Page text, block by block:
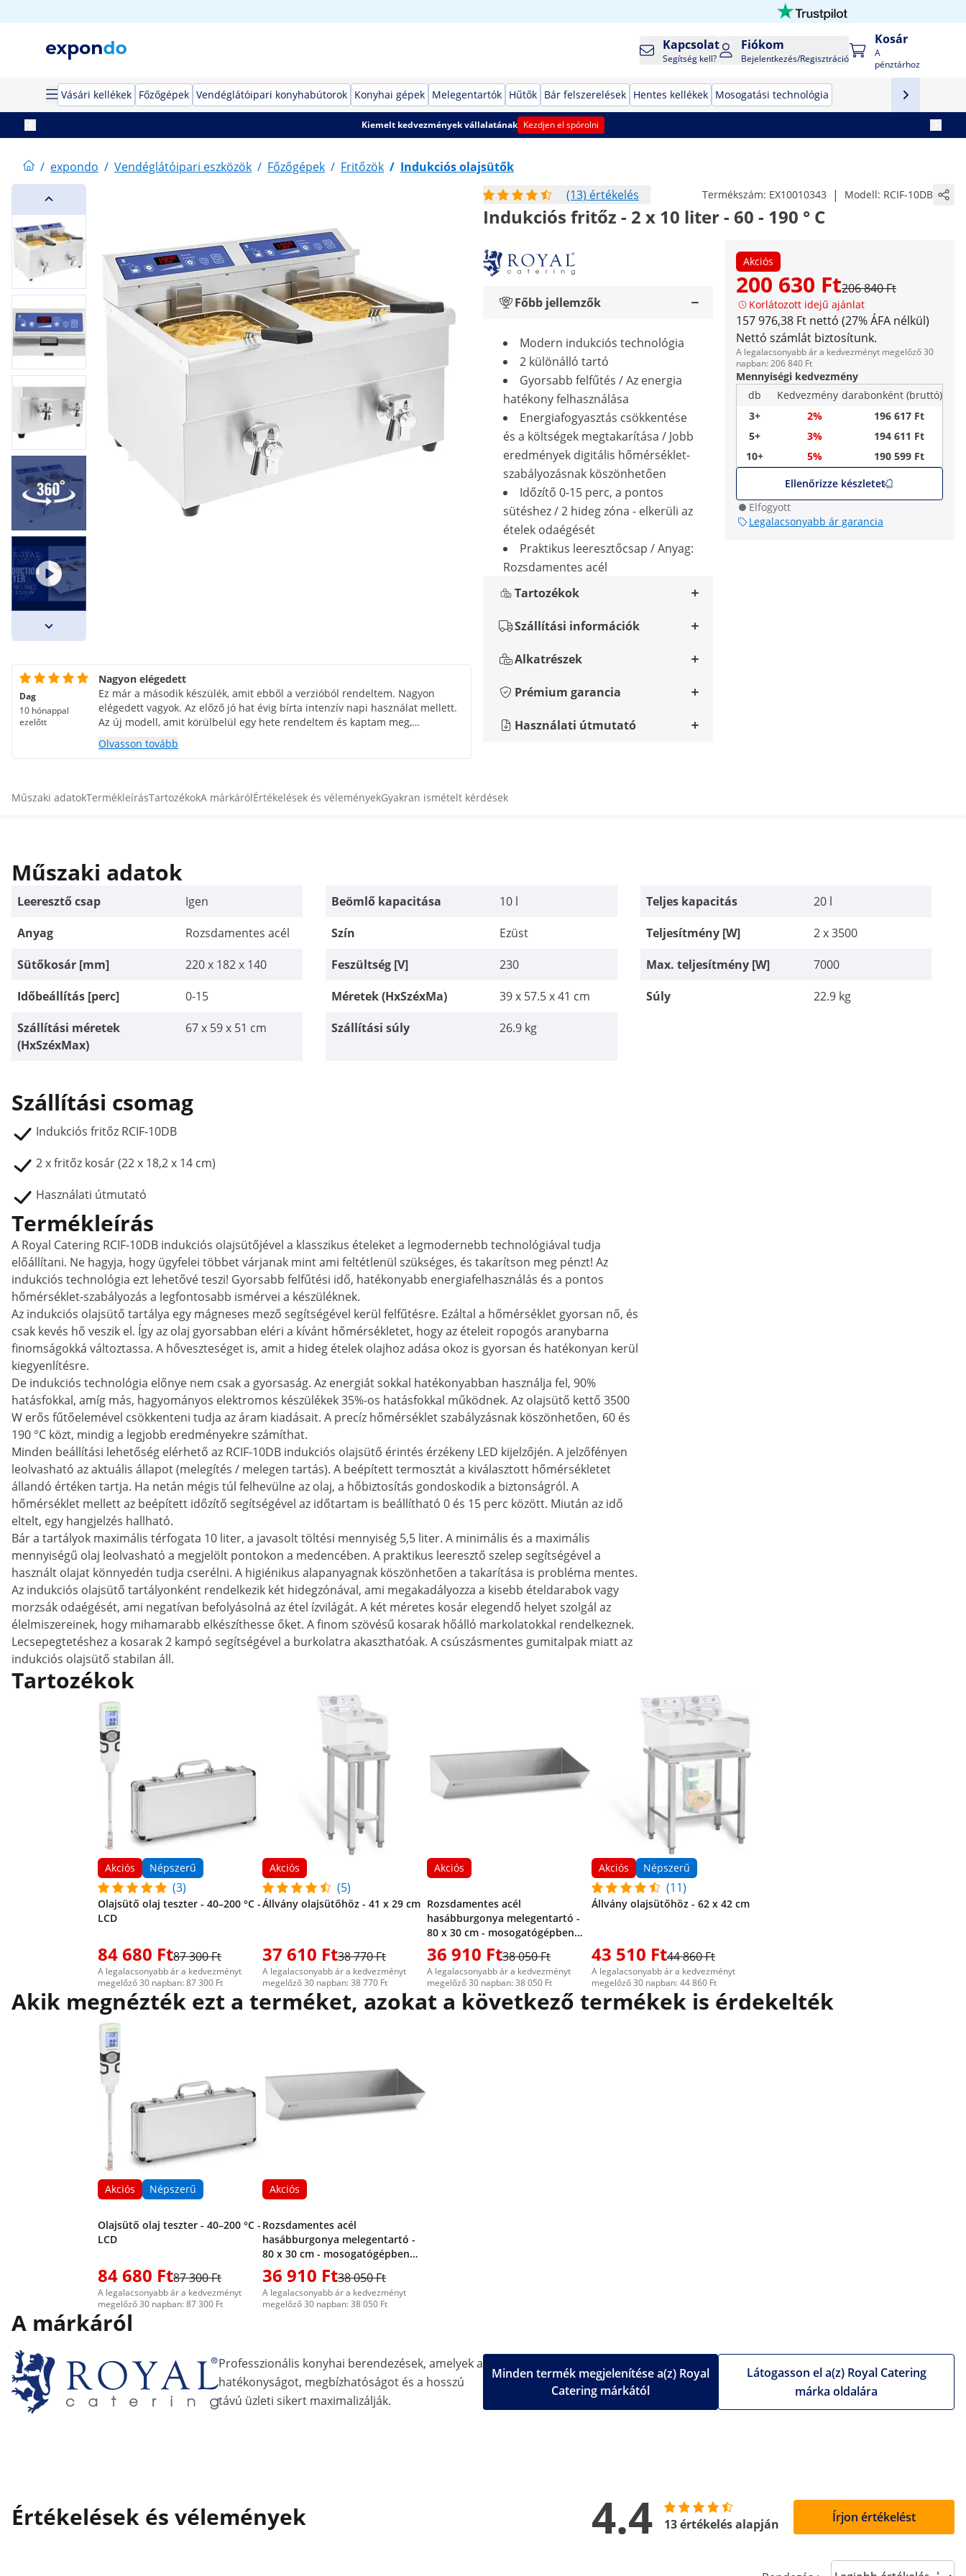
Kapcsolat
Segítség kell?
Fiókom
Bejelentkezés/Regisztráció
Kosár
A
pénztárhoz
Vásári kellékek Főzőgépek Vendéglátóipari konyhabútorok Konyhai gépek Melegentartók Hűtők Bár felszerelések Hentes kellékek Mosogatási technológia
Kiemelt kedvezmények vállalatának Kezdjen el spórolni
/ expondo / Vendéglátóipari eszközök / Főzőgépek / Fritőzök / Indukciós olajsütők
(13) értékelés
Termékszám: EX10010343 | Modell: RCIF-10DB
Indukciós fritőz - 2 x 10 liter - 60 - 190 ° C
Akciós
200 630 Ft206 840 Ft
Korlátozott idejű ajánlat
157 976,38 Ft nettó (27% ÁFA nélkül)
Nettó számlát biztosítunk.
A legalacsonyabb ár a kedvezményt megelőző 30
napban: 206 840 Ft
Mennyiségi kedvezmény
db
Kedvezmény darabonként (bruttó)
3+
2%
196 617 Ft
5+
3%
194 611 Ft
10+
5%
190 599 Ft
Ellenőrizze készletet
Elfogyott
Legalacsonyabb ár garancia
Főbb jellemzők
Modern indukciós technológia
2 különálló tartó
Gyorsabb felfűtés / Az energia
hatékony felhasználása
Energiafogyasztás csökkentése
és a költségek megtakarítása / Jobb
eredmények digitális hőmérséklet-
szabályozásnak köszönhetően
Időzítő 0-15 perc, a pontos
sütéshez / 2 hideg zóna - elkerüli az
ételek odaégését
Praktikus leeresztőcsap / Anyag:
Rozsdamentes acél
Tartozékok
Szállítási információk
Alkatrészek
Prémium garancia
Használati útmutató
Dag
10 hónappal
ezelőtt
Nagyon elégedett
Ez már a második készülék, amit ebből a verzióból rendeltem. Nagyon
elégedett vagyok. Az előző jó hat évig bírta intenzív napi használat mellett.
Az új modell, amit körülbelül egy hete rendeltem és kaptam meg,
újratervezettnek tűnik. A kád tisztítása most egy kicsit könnyebb.
Olvasson tovább
Műszaki adatokTermékleírásTartozékokA márkárólÉrtékelések és véleményekGyakran ismételt kérdések
Műszaki adatok
Leeresztő csap Igen Beömlő kapacitása 10 l Teljes kapacitás
20 l
Anyag
Rozsdamentes acél Szín Ezüst Teljesítmény [W]
2 x 3500
Sütőkosár [mm]
220 x 182 x 140 Feszültség [V] 230 Max. teljesítmény [W]
7000
Időbeállítás [perc]
0-15 Méretek (HxSzéxMa) 39 x 57.5 x 41 cm Súly
22.9 kg
Szállítási méretek
(HxSzéxMax)
67 x 59 x 51 cm Szállítási súly 26.9 kg
Szállítási csomag
Indukciós fritőz RCIF-10DB
2 x fritőz kosár (22 x 18,2 x 14 cm)
Használati útmutató
Termékleírás
A Royal Catering RCIF-10DB indukciós olajsütőjével a klasszikus ételeket a legmodernebb technológiával tudja
előállítani. Ne hagyja, hogy ügyfelei többet várjanak mint ami feltétlenül szükséges, és takarítson meg pénzt! Az
indukciós technológia ezt lehetővé teszi! Gyorsabb felfűtési idő, hatékonyabb energiafelhasználás és a pontos
hőmérséklet-szabályozás a legfontosabb ismérvei a készüléknek.
Az indukciós olajsütő tartálya egy mágneses mező segítségével kerül felfűtésre. Ezáltal a hőmérséklet gyorsan nő, és
csak kevés hő veszik el. Így az olaj gyorsabban eléri a kívánt hőmérsékletet, hogy az ételeit ropogós aranybarna
finomságokká változtassa. A hőveszteséget is, amit a hideg ételek olajhoz adása okoz is gyorsan és hatékonyan kerül
kiegyenlítésre.
De indukciós technológia előnye nem csak a gyorsaság. Az energiát sokkal hatékonyabban használja fel, 90%
hatásfokkal, amíg más, hagyományos elektromos készülékek 35%-os hatásfokkal működnek. Az olajsütő kettő 3500
W erős fűtőelemével csökkenteni tudja az áram kiadásait. A precíz hőmérséklet szabályzásnak köszönhetően, 60 és
190 °C közt, mindig a legjobb eredményekre számíthat.
Minden beállítási lehetőség elérhető az RCIF-10DB indukciós olajsütő érintés érzékeny LED kijelzőjén. A jelzőfényen
leolvasható az aktuális állapot (melegítés / melegen tartás). A beépített termosztát a kiválasztott hőmérsékletet
állandó értéken tartja. Ha netán mégis túl felhevülne az olaj, a hőbiztosítás gondoskodik a biztonságról. A
hőmérséklet mellett az beépített időzítő segítségével az időtartam is beállítható 0 és 15 perc között. Miután az idő
eltelt, egy hangjelzés hallható.
Bár a tartályok maximális térfogata 10 liter, a javasolt töltési mennyiség 5,5 liter. A minimális és a maximális
mennyiségű olaj leolvasható a megjelölt pontokon a medencében. A praktikus leeresztő szelep segítségével a
használt olajat könnyedén tudja cserélni. A higiénikus alapanyagnak köszönhetően a takarítása is probléma mentes.
Az indukciós olajsütő tartályonként rendelkezik két hidegzónával, ami megakadályozza a kisebb ételdarabok vagy
morzsák odaégését, ami negatívan befolyásolná az étel ízvilágát. A két méretes kosár elegendő helyet szolgál az
élelmiszereinek, hogy mihamarabb elkészíthesse őket. A finom szövésű kosarak hőálló markolatokkal rendelkeznek.
Lecsepegtetéshez a kosarak 2 kampó segítségével a burkolatra akaszthatóak. A csúszásmentes gumitalpak miatt az
indukciós olajsütő stabilan áll.
Tartozékok
Akciós Népszerű
(3)
Olajsütő olaj teszter - 40–200 °C -
LCD
84 680 Ft87 300 Ft
A legalacsonyabb ár a kedvezményt
megelőző 30 napban: 87 300 Ft
Akciós
(5)
Állvány olajsütőhöz - 41 x 29 cm
37 610 Ft38 770 Ft
A legalacsonyabb ár a kedvezményt
megelőző 30 napban: 38 770 Ft
Akciós
Rozsdamentes acél
hasábburgonya melegentartó -
80 x 30 cm - mosogatógépben
mosható - Royal Catering
36 910 Ft38 050 Ft
A legalacsonyabb ár a kedvezményt
megelőző 30 napban: 38 050 Ft
Akciós Népszerű
(11)
Állvány olajsütőhöz - 62 x 42 cm
43 510 Ft44 860 Ft
A legalacsonyabb ár a kedvezményt
megelőző 30 napban: 44 860 Ft
Akik megnézték ezt a terméket, azokat a következő termékek is érdekelték
Akciós Népszerű
Olajsütő olaj teszter - 40–200 °C -
LCD
84 680 Ft87 300 Ft
A legalacsonyabb ár a kedvezményt
megelőző 30 napban: 87 300 Ft
Akciós
Rozsdamentes acél
hasábburgonya melegentartó -
80 x 30 cm - mosogatógépben
mosható - Royal Catering
36 910 Ft38 050 Ft
A legalacsonyabb ár a kedvezményt
megelőző 30 napban: 38 050 Ft
A márkáról
Professzionális konyhai berendezések, amelyek a
hatékonyságot, megbízhatóságot és a hosszú
távú üzleti sikert maximalizálják.
Látogasson el a(z) Royal Catering
márka oldalára
Minden termék megjelenítése a(z) Royal
Catering márkától
Értékelések és vélemények 4.4 13 értékelés alapján Írjon értékelést